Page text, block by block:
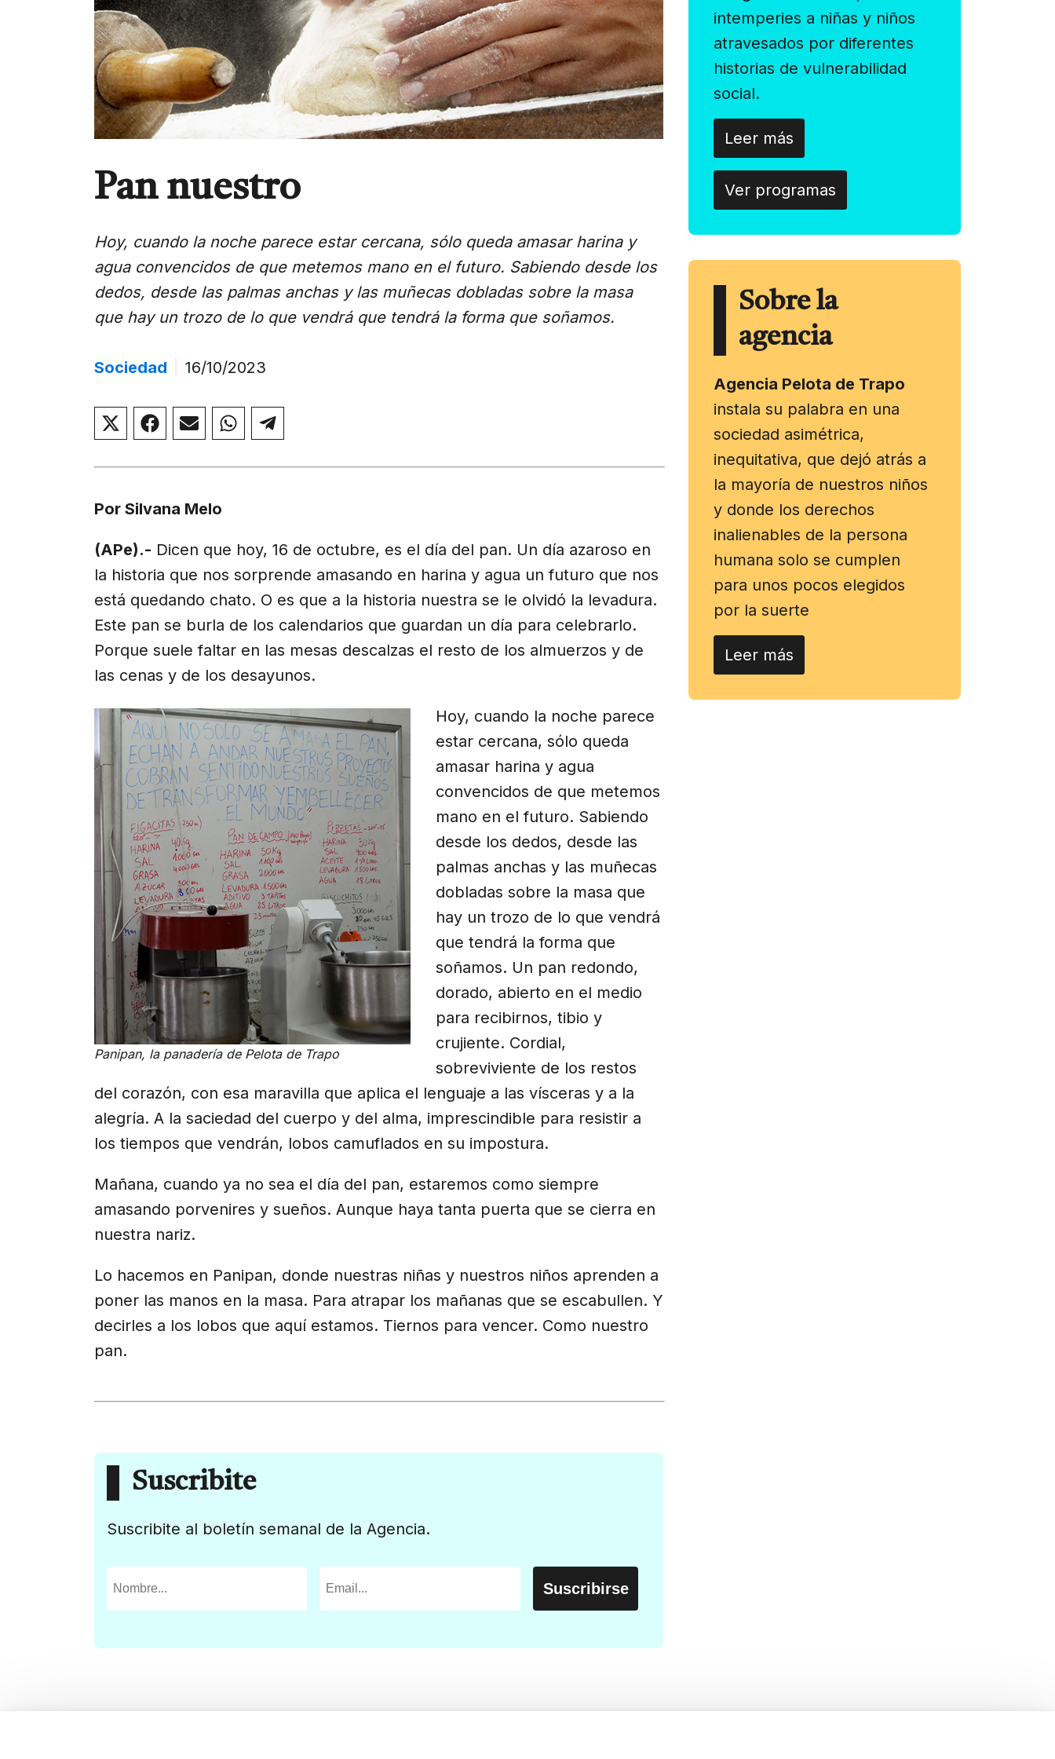
Pan nuestro
Hoy, cuando la noche parece estar cercana, sólo queda amasar harina y
agua convencidos de que metemos mano en el futuro. Sabiendo desde los
dedos, desde las palmas anchas y las muñecas dobladas sobre la masa
que hay un trozo de lo que vendrá que tendrá la forma que soñamos.
Sociedad 16/10/2023
Compartir
en
(Twitter)
Compartir
en
Compartir
en
Compartir
en
Compartir
en
Por Silvana Melo
(APe).- Dicen que hoy, 16 de octubre, es el día del pan. Un día azaroso en
la historia que nos sorprende amasando en harina y agua un futuro que nos
está quedando chato. O es que a la historia nuestra se le olvidó la levadura.
Este pan se burla de los calendarios que guardan un día para celebrarlo.
Porque suele faltar en las mesas descalzas el resto de los almuerzos y de
las cenas y de los desayunos.
Panipan, la panadería de Pelota de Trapo
Hoy, cuando la noche parece
estar cercana, sólo queda
amasar harina y agua
convencidos de que metemos
mano en el futuro. Sabiendo
desde los dedos, desde las
palmas anchas y las muñecas
dobladas sobre la masa que
hay un trozo de lo que vendrá
que tendrá la forma que
soñamos. Un pan redondo,
dorado, abierto en el medio
para recibirnos, tibio y
crujiente. Cordial,
sobreviviente de los restos
del corazón, con esa maravilla que aplica el lenguaje a las vísceras y a la
alegría. A la saciedad del cuerpo y del alma, imprescindible para resistir a
los tiempos que vendrán, lobos camuflados en su impostura.
Mañana, cuando ya no sea el día del pan, estaremos como siempre
amasando porvenires y sueños. Aunque haya tanta puerta que se cierra en
nuestra nariz.
Lo hacemos en Panipan, donde nuestras niñas y nuestros niños aprenden a
poner las manos en la masa. Para atrapar los mañanas que se escabullen. Y
decirles a los lobos que aquí estamos. Tiernos para vencer. Como nuestro
pan.
Suscribite
Suscribite al boletín semanal de la Agencia.
intemperies a niñas y niños
atravesados por diferentes
historias de vulnerabilidad
social.
Leer más
Ver programas
Sobre la
agencia
Agencia Pelota de Trapo
instala su palabra en una
sociedad asimétrica,
inequitativa, que dejó atrás a
la mayoría de nuestros niños
y donde los derechos
inalienables de la persona
humana solo se cumplen
para unos pocos elegidos
por la suerte
Leer más